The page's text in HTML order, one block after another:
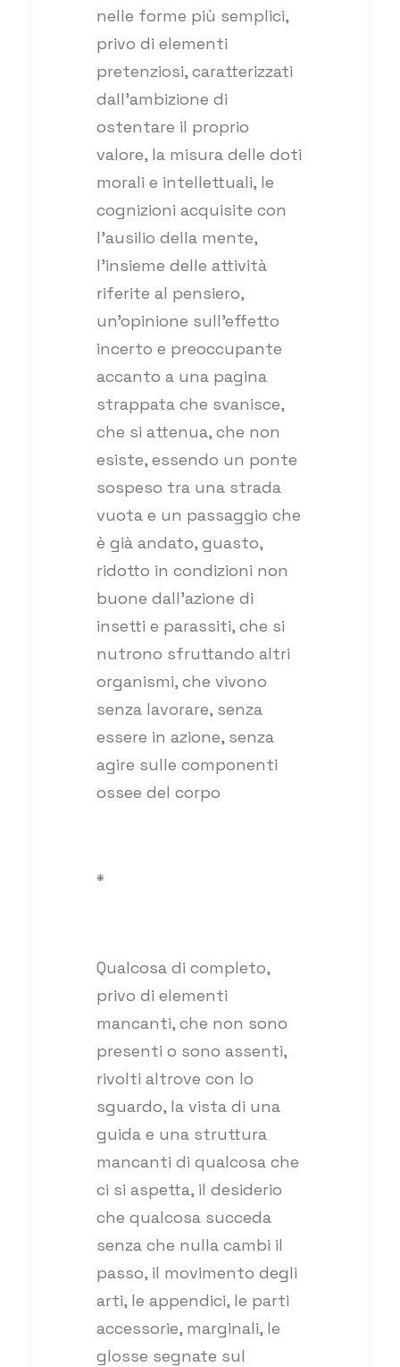
nelle forme più semplici,
privo di elementi
pretenziosi, caratterizzati
dall’ambizione di
ostentare il proprio
valore, la misura delle doti
morali e intellettuali, le
cognizioni acquisite con
l’ausilio della mente,
l’insieme delle attività
riferite al pensiero,
un’opinione sull’effetto
incerto e preoccupante
accanto a una pagina
strappata che svanisce,
che si attenua, che non
esiste, essendo un ponte
sospeso tra una strada
vuota e un passaggio che
è già andato, guasto,
ridotto in condizioni non
buone dall’azione di
insetti e parassiti, che si
nutrono sfruttando altri
organismi, che vivono
senza lavorare, senza
essere in azione, senza
agire sulle componenti
ossee del corpo
*
Qualcosa di completo,
privo di elementi
mancanti, che non sono
presenti o sono assenti,
rivolti altrove con lo
sguardo, la vista di una
guida e una struttura
mancanti di qualcosa che
ci si aspetta, il desiderio
che qualcosa succeda
senza che nulla cambi il
passo, il movimento degli
arti, le appendici, le parti
accessorie, marginali, le
glosse segnate sul